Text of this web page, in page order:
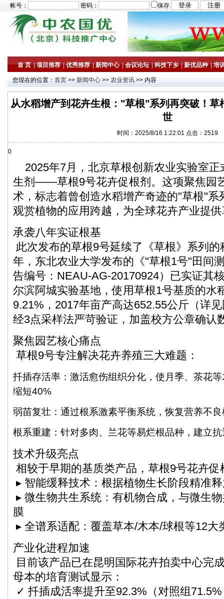
帐号： 密码： 保存
首 页 |项目推荐 |优秀推荐 |新闻中心 |会议论坛 |科技下乡 |新优品种 |培
您现在的位置： 首页 >> 新闻中心 >> 农业资讯 >> 内容
从水稻增产到花卉生根："草根"系列再突破！草
世
时间：2025/8/16 1:22:01 点击：2519
0
2025年7月，北京草根创新农业实验室正
生剂——草根9号花卉促根剂。这项聚焦园
术，标志着曾创造水稻增产奇迹的"草根"系
观赏植物的应用跨越，为全球花卉产业提
承袭八年实证根基
此次发布的草根9号延续了《草根》系列
年，东北农业大学发布的《"草根1号"田间
告编号：NEAU-AG-20170924）已实证其
尔滨阿城实验基地，使用草根1号基质的水
9.21%，2017年亩产高达652.55公斤（详
经3点采样法严苛验证，加盖校方公章确认
聚焦园艺核心痛点
草根9号专注解决花卉养殖三大难题：
扦插存活率：激活愈伤组织分化，使月季、茶花
缩短40%
弱苗复壮：通过根系激素平衡系统，恢复营养不
根系重建：针对多肉、兰花等易烂根品种，建立
技术升级亮点
相较于早期的基质类产品，草根9号花卉
▸ 智能缓释技术：根据植物生长阶段精准
▸ 微生物共生系统：有机物合成，与微生
膜
▸ 全谱系适配：覆盖草本/木本/球根等12大
产业化进程加速
目前该产品已在昆明国际花卉拍卖中心完
母本的培育测试显示：
✓ 扦插成活率提升至92.3%（对照组